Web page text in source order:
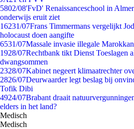
5802/08'FvD' Renaissanceschool in
onderwijs eruit ziet
16231/07Frans Timmermans vergelijkt
holocaust doen aangifte
6531/07Massale invasie illegale
1928/07Rechtbank tikt Dienst Toeslagen
dwangsommen
2328/07Kabinet negeert klimaatrechter
2826/07Deurwaarder legt beslag bij
Tofik Dibi
4924/07Brabant draait
elders in het land?
Medisch
Medisch